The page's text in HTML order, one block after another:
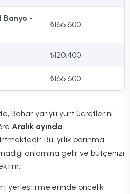
Banyo -
₺166.600
₺120.400
₺166.600
Bahar yarıyılı yurt ücretlerini
Aralık ayında
Bu, yıllık barınma
anlamına gelir ve bütçenizi
yerleştirmelerinde öncelik